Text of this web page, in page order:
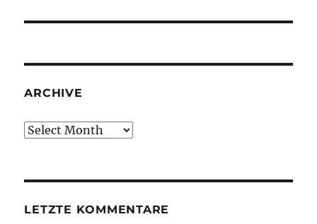
ARCHIVE
Archive
LETZTE KOMMENTARE